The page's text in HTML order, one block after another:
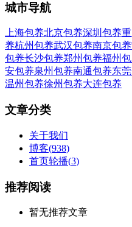
城市导航
上海包养北京包养深圳包养
养杭州包养武汉包养南京包养
包养长沙包养郑州包养福州
安包养泉州包养南通包养东
温州包养徐州包养大连包养
文章分类
关于我们
博客(938)
首页轮播(3)
推荐阅读
暂无推荐文章